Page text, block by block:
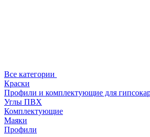
Все категории
Краски
Профили и комплектующие для
Углы ПВХ
Комплектующие
Маяки
Профили